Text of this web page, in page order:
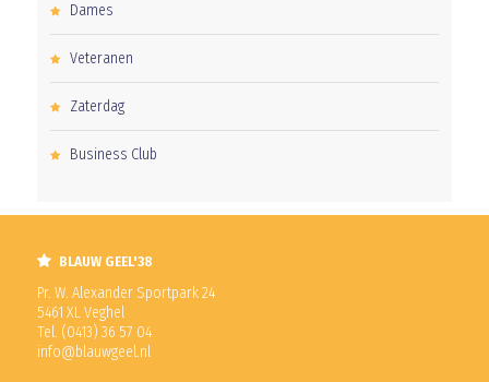
Dames
Veteranen
Zaterdag
Business Club
BLAUW GEEL'38
Pr. W. Alexander Sportpark 24
5461 XL Veghel
Tel. (0413) 36 57 04
info@blauwgeel.nl